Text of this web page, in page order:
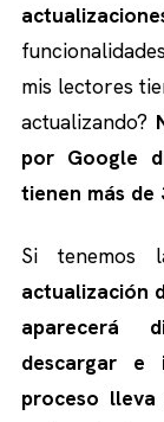
mis lectores
actualizando?
por Google
tienen más de
Si tenemos
actualización
aparecerá
descargar e
proceso